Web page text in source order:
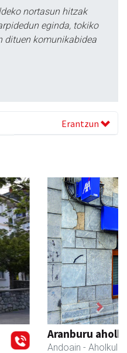
nortasun hitzak
eginda, tokiko
dituen komunikabidea
Erantzun
Next